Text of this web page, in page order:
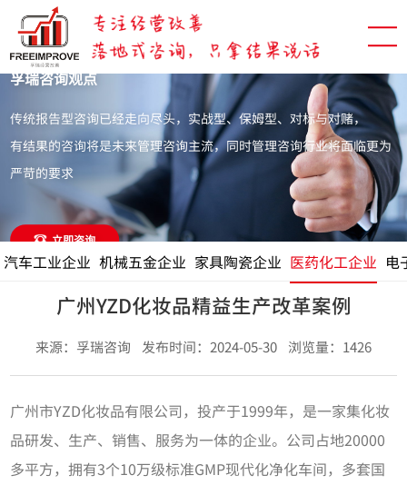
孚瑞咨询观点
传统报告型咨询已经走向尽头，实战型、保姆型、对标与对赌，
有结果的咨询将是未来管理咨询主流，同时管理咨询行业将面临更为
严苛的要求
立即咨询
汽车工业企业 机械五金企业 家具陶瓷企业 医药化工企业 电
广州YZD化妆品精益生产改革案例
来源：孚瑞咨询 发布时间：2024-05-30 浏览量：1426
广州市YZD化妆品有限公司，投产于1999年，是一家集化妆
品研发、生产、销售、服务为一体的企业。公司占地20000
多平方，拥有3个10万级标准GMP现代化净化车间，多套国